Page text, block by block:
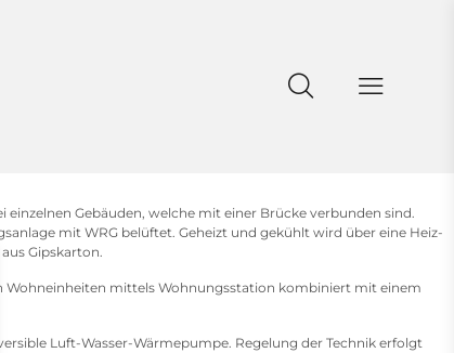
einzelnen Gebäuden, welche mit einer Brücke verbunden sind.
mit WRG belüftet. Geheizt und gekühlt wird über eine Heiz-
Gipskarton.
Wohneinheiten mittels Wohnungsstation kombiniert mit einem
Luft-Wasser-Wärmepumpe. Regelung der Technik erfolgt